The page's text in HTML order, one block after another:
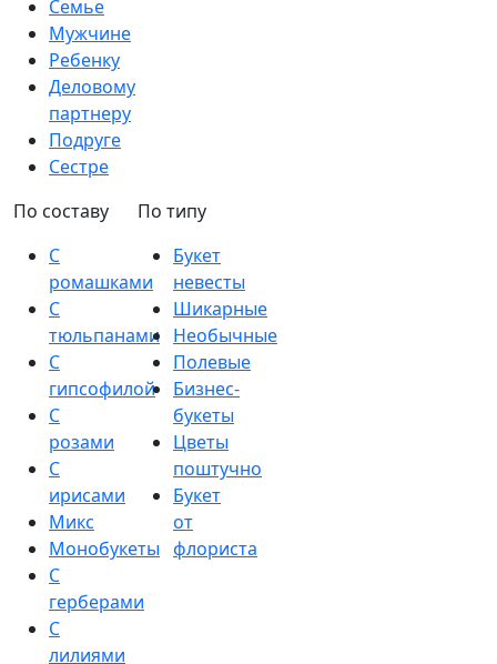
Семье
Мужчине
Ребенку
Деловому
партнеру
Подруге
Сестре
По составу
С
ромашками
С
тюльпанами
С
гипсофилой
С
розами
С
ирисами
Микс
Монобукеты
С
герберами
С
лилиями
По типу
Букет
невесты
Шикарные
Необычные
Полевые
Бизнес-
букеты
Цветы
поштучно
Букет
от
флориста